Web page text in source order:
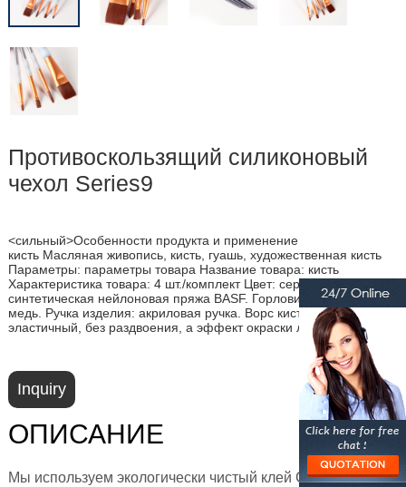
Противоскользящий силиконовый
чехол Series9
<сильный>Особенности продукта и применение
кисть Масляная живопись, кисть, гуашь, художественная кисть
Параметры: параметры товара Название товара: кисть
Характеристика товара: 4 шт./комплект Цвет: серый Шерсть:
синтетическая нейлоновая пряжа BASF. Горловина изделия:
медь. Ручка изделия: акриловая ручка. Ворс кисти мягкий и
эластичный, без раздвоения, а эффект окраски лучше.
Inquiry
ОПИСАНИЕ
Мы используем экологически чистый клей CMC, кисть